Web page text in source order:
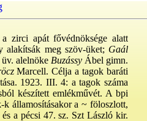
zirci apát fővédnöksége alatt
meg szöv-üket; Gaál
alelnöke Buzássy Ábel gimn.
Marcell. Célja a tagok baráti
1923. III. 4: a tagok száma
készített emlékművét. A bpi
államosításakor a ~ föloszlott,
a pécsi 47. sz. Szt László kir.